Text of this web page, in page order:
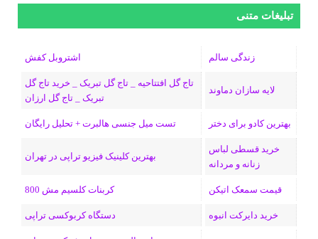
تبلیغات متنی
زندگی سالم اشتروبل کفش
لایه سازان دماوند
تاج گل افتتاحیه _ تاج گل تبریک _ خرید تاج گل
تبریک _ تاج گل ارزان
بهترین کادو برای دختر تست میل جنسی هالبرت + تحلیل رایگان
خرید قسطی لباس
زنانه و مردانه
بهترین کلینیک فیزیو تراپی در تهران
قیمت سمعک اتیکن کربنات کلسیم مش 800
خرید دایرکت انبوه دستگاه کربوکسی تراپی